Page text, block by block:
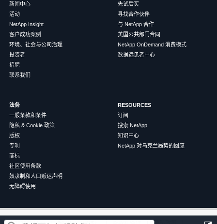
新闻中心
活动
NetApp Insight
客户成功案例
环境、社会与公司治理
投资者
招聘
联系我们
先试后买
寻找合作伙伴
与 NetApp 合作
美国公共部门合同
NetApp OnDemand 消费模式
数据远见者中心
法务
一般条款和条件
隐私 & Cookie 政策
版权
专利
商标
社区使用条款
奴隶制和人口贩运声明
无障碍使用
RESOURCES
订阅
搜索 NetApp
知识中心
NetApp 对乌克兰局势的回应